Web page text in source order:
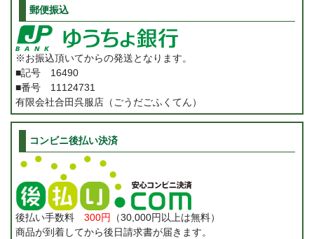
郵便振込
※お振込頂いてからの発送となります。
■記号 16490
■番号 11124731
有限会社合田呉服店（ごうだごふくてん）
コンビニ後払い決済
後払い手数料 300円
（30,000円以上は無料）
商品が到着してから後日請求書が届きます。